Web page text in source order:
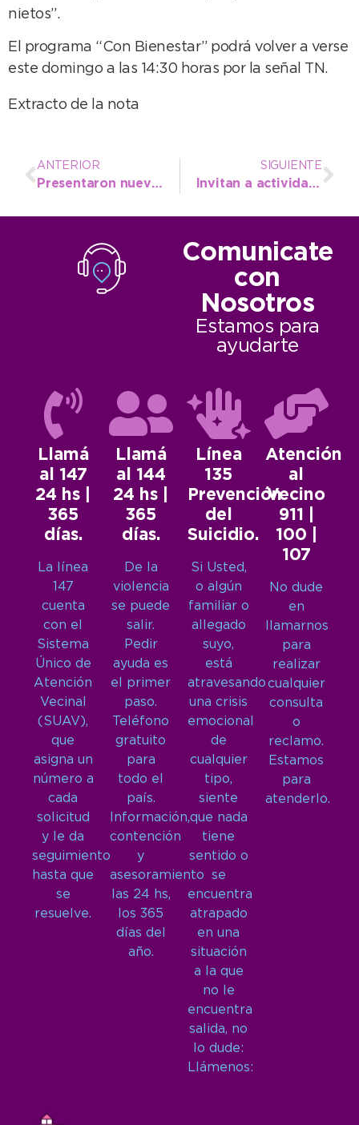
nietos”.
El programa “Con Bienestar” podrá volver a verse
este domingo a las 14:30 horas por la señal TN.
Extracto de la nota
ANTERIOR
Presentaron nuevos vehículos para la comuna: “Esto es por el esfuerzo de tener una administración responsable”
SIGUIENTE
Invitan a actividades gratuitas en vísperas del Retiro Internacional de Yoga
Comunicate
con
Nosotros
Estamos para
ayudarte
Llamá
al 147
24 hs |
365
días.
La línea
147
cuenta
con el
Sistema
Único de
Atención
Vecinal
(SUAV),
que
asigna un
número a
cada
solicitud
y le da
seguimiento
hasta que
se
resuelve.
Llamá
al 144
24 hs |
365
días.
De la
violencia
se puede
salir.
Pedir
ayuda es
el primer
paso.
Teléfono
gratuito
para
todo el
país.
Información,
contención
y
asesoramiento
las 24 hs,
los 365
días del
año.
Línea
135
Prevención
del
Suicidio.
Si Usted,
o algún
familiar o
allegado
suyo,
está
atravesando
una crisis
emocional
de
cualquier
tipo,
siente
que nada
tiene
sentido o
se
encuentra
atrapado
en una
situación
a la que
no le
encuentra
salida, no
lo dude:
Llámenos:
Atención
al
Vecino
911 |
100 |
107
No dude
en
llamarnos
para
realizar
cualquier
consulta
o
reclamo.
Estamos
para
atenderlo.